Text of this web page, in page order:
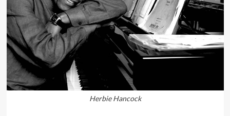
Herbie Hancock